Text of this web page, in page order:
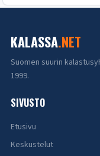
KALASSA.NET
Suomen suurin
1999.
SIVUSTO
Etusivu
Keskustelut